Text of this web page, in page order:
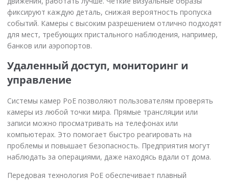
фиксируют каждую деталь, снижая вероятность пропуска
событий. Камеры с высоким разрешением отлично подходят
для мест, требующих пристального наблюдения, например,
банков или аэропортов.
Удаленный доступ, мониторинг и
управление
Системы камер PoE позволяют пользователям проверять
камеры из любой точки мира. Прямые трансляции или
записи можно просматривать на телефонах или
компьютерах. Это помогает быстро реагировать на
проблемы и повышает безопасность. Предприятия могут
наблюдать за операциями, даже находясь вдали от дома.
Передовая технология PoE обеспечивает плавный